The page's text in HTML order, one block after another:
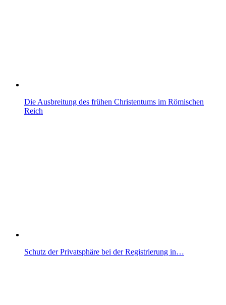
Die Ausbreitung des frühen Christentums im Römischen
Reich
Schutz der Privatsphäre bei der Registrierung in…